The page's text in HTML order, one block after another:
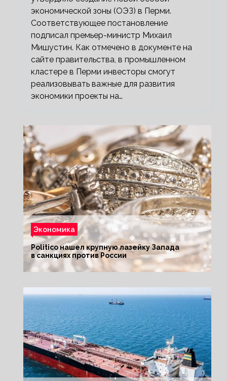
экономической зоны (ОЭЗ) в Перми.
Соответствующее постановление
подписал премьер-министр Михаил
Мишустин. Как отмечено в документе на
сайте правительства, в промышленном
кластере в Перми инвесторы смогут
реализовывать важные для развития
экономики проекты на…
Экономика
Politico нашел крупную лазейку Запада
в санкциях против России